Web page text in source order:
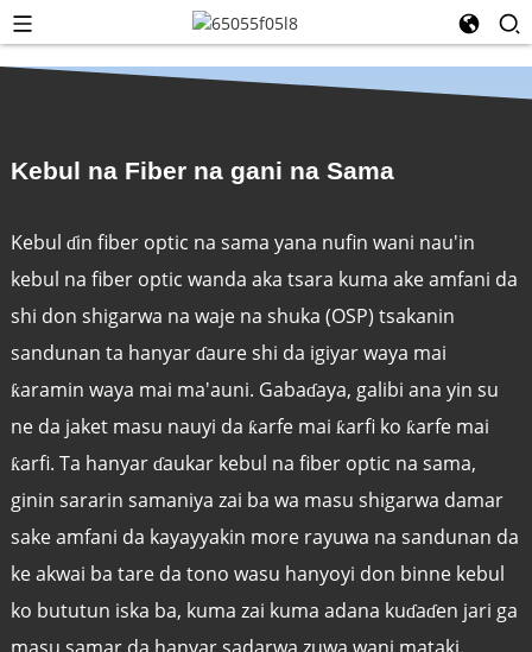
Kebul na Fiber na gani na Sama
Kebul ɗin fiber optic na sama yana nufin wani nau'in
kebul na fiber optic wanda aka tsara kuma ake amfani da
shi don shigarwa na waje na shuka (OSP) tsakanin
sandunan ta hanyar ɗaure shi da igiyar waya mai
ƙaramin waya mai ma'auni. Gabaɗaya, galibi ana yin su
ne da jaket masu nauyi da ƙarfe mai ƙarfi ko ƙarfe mai
ƙarfi. Ta hanyar ɗaukar kebul na fiber optic na sama,
ginin sararin samaniya zai ba wa masu shigarwa damar
sake amfani da kayayyakin more rayuwa na sandunan da
ke akwai ba tare da tono wasu hanyoyi don binne kebul
ko bututun iska ba, kuma zai kuma adana kuɗaɗen jari ga